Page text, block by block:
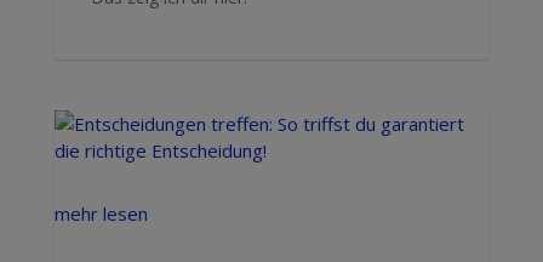
mehr lesen